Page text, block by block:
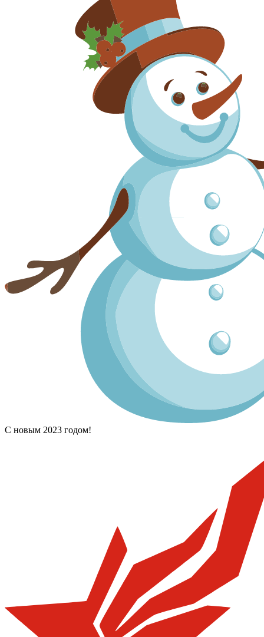
С новым 2023 годом!